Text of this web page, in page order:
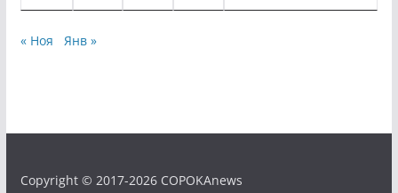
« Ноя Янв »
Copyright © 2017-2026 COPOKAnews